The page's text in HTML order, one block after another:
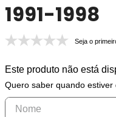
1991-1998
Seja o
Este produto não está
Quero saber quando estiver